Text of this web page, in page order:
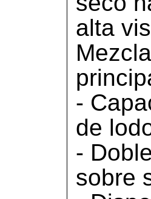
alta
-
de
-
sobre